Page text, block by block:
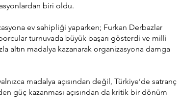
biri oldu.
ev sahipliği yaparken; Furkan Derbazlar
turnuvada büyük başarı gösterdi ve milli
altın madalya kazanarak organizasyona damga
madalya açısından değil, Türkiye’de satranç
güç kazanması açısından da kritik bir dönüm